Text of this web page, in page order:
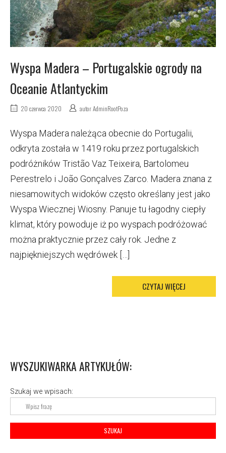
Wyspa Madera – Portugalskie ogrody na
Oceanie Atlantyckim
20 czerwca 2020 autorAdminRootPoza
Wyspa Madera należąca obecnie do Portugalii,
odkryta została w 1419 roku przez portugalskich
podróżników Tristão Vaz Teixeira, Bartolomeu
Perestrelo i João Gonçalves Zarco. Madera znana z
niesamowitych widoków często określany jest jako
Wyspa Wiecznej Wiosny. Panuje tu łagodny ciepły
klimat, który powoduje iż po wyspach podróżować
można praktycznie przez cały rok. Jedne z
najpiękniejszych wędrówek […]
CZYTAJ WIĘCEJ
O
WYSZUKIWARKA ARTYKUŁÓW:
Szukaj we wpisach: